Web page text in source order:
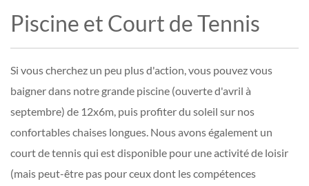
Piscine et Court de Tennis
Si vous cherchez un peu plus d'action, vous pouvez vous
baigner dans notre grande piscine (ouverte d'avril à
septembre) de 12x6m, puis profiter du soleil sur nos
confortables chaises longues. Nous avons également un
court de tennis qui est disponible pour une activité de loisir
(mais peut-être pas pour ceux dont les compétences